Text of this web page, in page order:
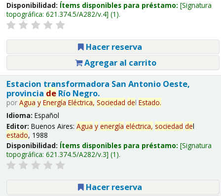
Disponibilidad: Ítems disponibles para préstamo: Signatura
topográfica: 621.374.5/A282/v.4 (1).
Hacer reserva
Agregar al carrito
Estacion transformadora San Antonio Oeste,
provincia deRío Negro.
por Agua y Energía Eléctrica, Sociedad del Estado.
Idioma: Español
Editor: Buenos Aires: Agua y energía eléctrica, sociedad del
estado, 1988
Disponibilidad: Ítems disponibles para préstamo: Signatura
topográfica: 621.374.5/A282/v.3 (1).
Hacer reserva